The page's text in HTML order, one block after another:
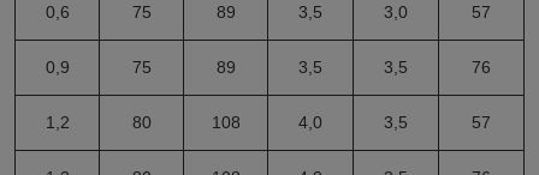
0,6 75 89 3,5 3,0 57
0,9 75 89 3,5 3,5 76
1,2 80 108 4,0 3,5 57